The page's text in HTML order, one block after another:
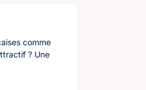
comme
? Une